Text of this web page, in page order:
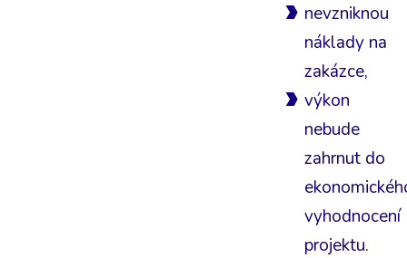
nevzniknou
náklady na
zakázce,
výkon
nebude
zahrnut do
vyhodnocení
projektu.